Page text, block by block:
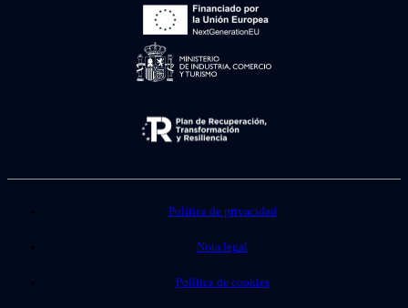
Política de privacidad
Nota legal
Política de cookies